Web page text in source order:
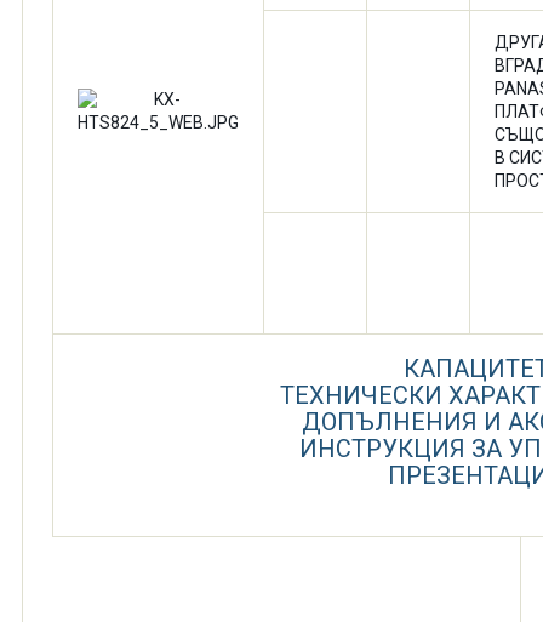
В
ТЕХНИЧЕСКИ
ДОПЪЛНЕНИЯ И
ИНСТРУКЦИЯ ЗА